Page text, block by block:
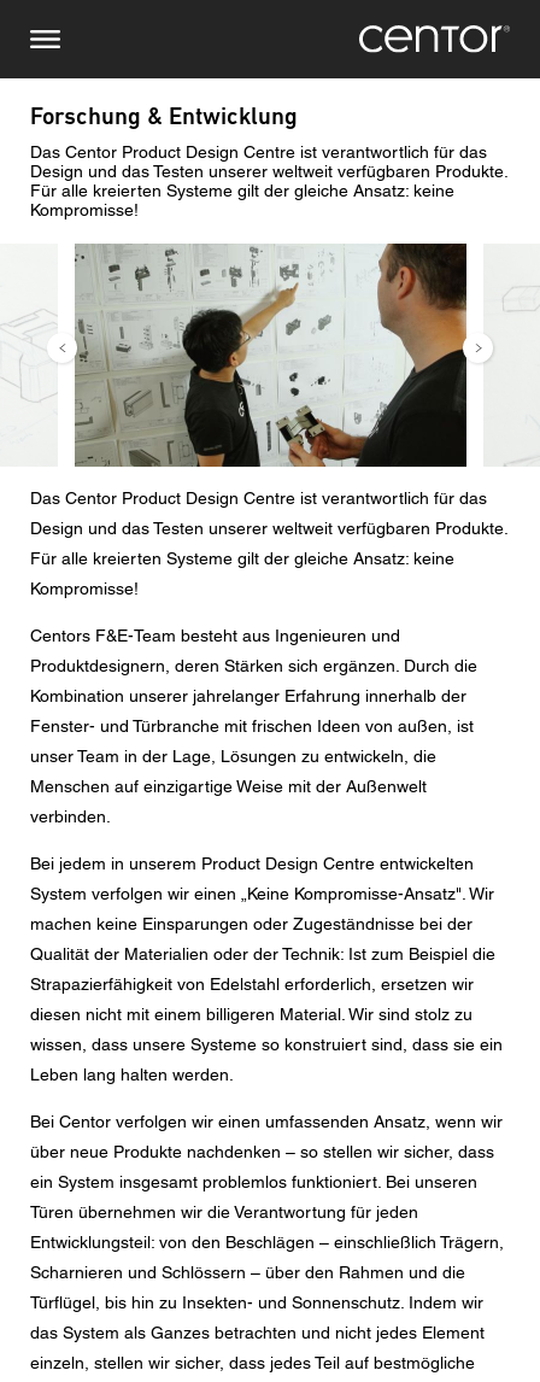
zum
Inhalt
Forschung & Entwicklung
Das Centor Product Design Centre ist verantwortlich für das
Design und das Testen unserer weltweit verfügbaren Produkte.
Für alle kreierten Systeme gilt der gleiche Ansatz: keine
Kompromisse!
Bild
Das Centor Product Design Centre ist verantwortlich für das
Design und das Testen unserer weltweit verfügbaren Produkte.
Für alle kreierten Systeme gilt der gleiche Ansatz: keine
Kompromisse!
Centors F&E-Team besteht aus Ingenieuren und
Produktdesignern, deren Stärken sich ergänzen. Durch die
Kombination unserer jahrelanger Erfahrung innerhalb der
Fenster- und Türbranche mit frischen Ideen von außen, ist
unser Team in der Lage, Lösungen zu entwickeln, die
Menschen auf einzigartige Weise mit der Außenwelt
verbinden.
Bei jedem in unserem Product Design Centre entwickelten
System verfolgen wir einen „Keine Kompromisse-Ansatz". Wir
machen keine Einsparungen oder Zugeständnisse bei der
Qualität der Materialien oder der Technik: Ist zum Beispiel die
Strapazierfähigkeit von Edelstahl erforderlich, ersetzen wir
diesen nicht mit einem billigeren Material. Wir sind stolz zu
wissen, dass unsere Systeme so konstruiert sind, dass sie ein
Leben lang halten werden.
Bei Centor verfolgen wir einen umfassenden Ansatz, wenn wir
über neue Produkte nachdenken – so stellen wir sicher, dass
ein System insgesamt problemlos funktioniert. Bei unseren
Türen übernehmen wir die Verantwortung für jeden
Entwicklungsteil: von den Beschlägen – einschließlich Trägern,
Scharnieren und Schlössern – über den Rahmen und die
Türflügel, bis hin zu Insekten- und Sonnenschutz. Indem wir
das System als Ganzes betrachten und nicht jedes Element
einzeln, stellen wir sicher, dass jedes Teil auf bestmögliche
Stellen Sie eine Anfrage
Vor-/ Nachname
Telefonnummer
Land
Postleitzahl
Nachricht
CAPTCHA
Diese Sicherheitsfrage überprüft, ob Sie ein menschlicher
Datenschutzerklärung
Ich stimme der Weiterleitung meiner personenbezogenen
Daten in den obigen Formularfeldern an den
nächstgelegenen Centor Händler oder an einen
zuständigen Centor Mitarbeiter zu, welcher mich in
Bezug auf das Anliegen meiner Anfrage kontaktieren
wird.
den aktuelle Datenschutzrichtlinien.
Nordamerika